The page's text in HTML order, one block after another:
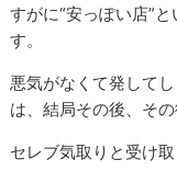
すがに“安っぽい店”
す。
悪気がなくて発して
は、結局その後、そ
セレブ気取りと受け